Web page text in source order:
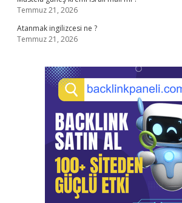
Temmuz 21, 2026
Atanmak ingilizcesi ne ?
Temmuz 21, 2026